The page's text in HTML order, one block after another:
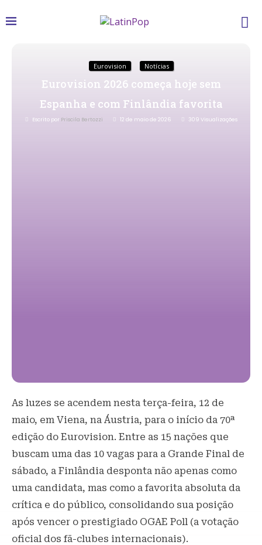
Eurovision Notícias
Eurovision 2026 começa hoje sem
Espanha e com Finlândia favorita
Escrito por Priscila Bertozzi 12 de maio de 2026 309 Visualizações
As luzes se acendem nesta terça-feira, 12 de
maio, em Viena, na Áustria, para o início da 70ª
edição do Eurovision. Entre as 15 nações que
buscam uma das 10 vagas para a Grande Final de
sábado, a Finlândia desponta não apenas como
uma candidata, mas como a favorita absoluta da
crítica e do público, consolidando sua posição
após vencer o prestigiado OGAE Poll (a votação
oficial dos fã-clubes internacionais).